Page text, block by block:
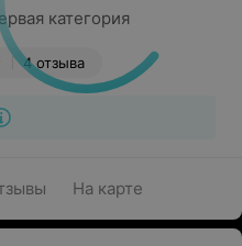
категория
4 отзыва
На карте